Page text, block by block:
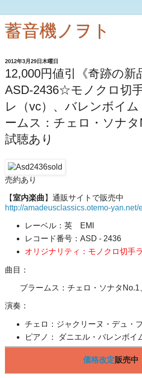
蓄音機ノヲト
2012年3月29日木曜日
12,000円値引《奇跡の新
ASD-2436☆モノクロ切
レ（vc）、バレンボイ
ームス：チェロ・ソナタ
試聴あり
売約あり
【室内楽曲 】通販サイトで販売中
http://amadeusclassics.otemo-yan.net/
レーベル：英 EMI
レコード番号：ASD - 2436
オリジナリティ：モノクロ切手
曲目：
ブラームス：チェロ・ソナタNo.1
演奏：
チェロ：ジャクリーヌ・デュ・
ピアノ： ダニエル・バレンボイ
価格改定販売中